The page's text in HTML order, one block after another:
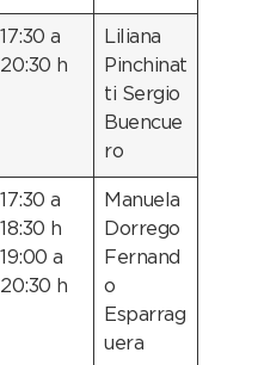
17:30 a
20:30 h
Liliana
Pinchinat
ti Sergio
Buencue
ro
17:30 a
18:30 h
19:00 a
20:30 h
Manuela
Dorrego
Fernand
o
Esparrag
uera